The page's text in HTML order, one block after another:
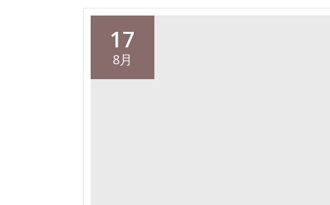
17
8月